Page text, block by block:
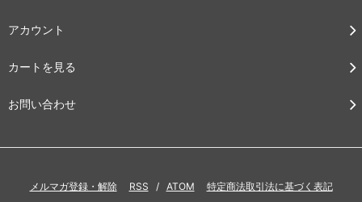
アカウント
カートを見る
お問い合わせ
メルマガ登録・解除 RSS / ATOM 特定商法取引法に基づく表記